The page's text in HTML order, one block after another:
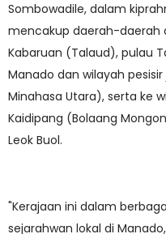
Sombowadile, dalam
mencakup daerah-daerah
Kabaruan (Talaud), pulau
Manado dan wilayah
Minahasa Utara), serta ke
Kaidipang (Bolaang
Leok Buol.
"Kerajaan ini dalam
sejarahwan lokal di